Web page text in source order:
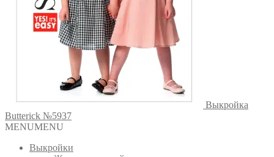
Выкройка
Butterick №5937
MENUMENU
Выкройки